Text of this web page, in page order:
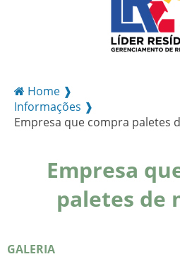
Home ❱
Informações ❱
Empresa que compra paletes
Empresa
paletes de
GALERIA